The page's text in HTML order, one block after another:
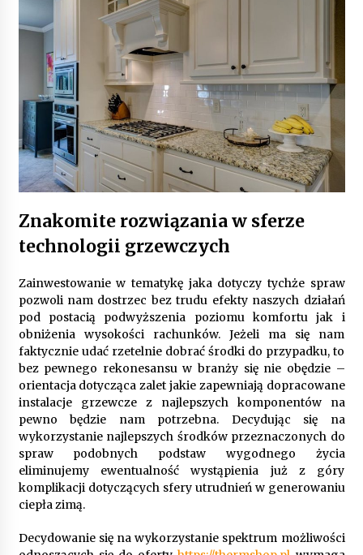
Automatyzacja zbierania informacji zwrotnych
– oszczędność czasu dzięki recom system
9 miesięcy ago
Startpolish w praktyce – jak szybko przyswajać
nowy język?
10 miesięcy ago
Zakopane: apartament z basenem dla
wymagających
10 miesięcy ago
Jak wybrać idealny stół do jadalni? poradnik
10 miesięcy ago
Nowoczesne rozwiązania opakowaniowe
dopasowane do potrzeb różnych branż
12 miesięcy ago
Gruntowa czy powietrzna pompa ciepła – co
wybrać do ogrzewania domu?
1 rok ago
Znakomite rozwiązania w sferze
technologii grzewczych
Zainwestowanie w tematykę jaka dotyczy tychże spraw
pozwoli nam dostrzec bez trudu efekty naszych działań
pod postacią podwyższenia poziomu komfortu jak i
obniżenia wysokości rachunków. Jeżeli ma się nam
faktycznie udać rzetelnie dobrać środki do przypadku, to
bez pewnego rekonesansu w branży się nie obędzie –
orientacja dotycząca zalet jakie zapewniają dopracowane
instalacje grzewcze z najlepszych komponentów na
pewno będzie nam potrzebna. Decydując się na
wykorzystanie najlepszych środków przeznaczonych do
spraw podobnych podstaw wygodnego życia
eliminujemy ewentualność wystąpienia już z góry
komplikacji dotyczących sfery utrudnień w generowaniu
ciepła zimą.
Decydowanie się na wykorzystanie spektrum możliwości